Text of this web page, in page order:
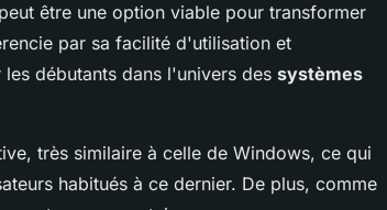
être une option viable pour transformer
par sa facilité d'utilisation et
débutants dans l'univers des systèmes
très similaire à celle de Windows, ce qui
habitués à ce dernier. De plus, comme